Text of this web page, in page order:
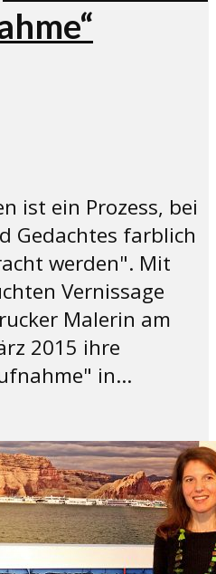
ist ein Prozess, bei
Gedachtes farblich
werden". Mit
Vernissage
Malerin am
2015 ihre
in...